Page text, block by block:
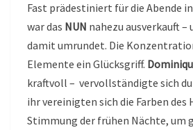
Fast prädestiniert für die Abende
war das NUN nahezu ausverkauft –
damit umrundet. Die
Elemente ein Glücksgriff.
kraftvoll – vervollständigte sich
ihr vereinigten sich die Farben des
Stimmung der frühen Nächte, um